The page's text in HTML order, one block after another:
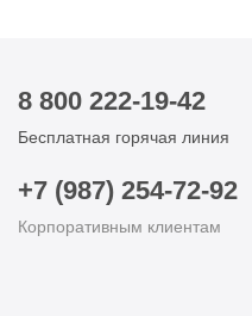
8 800 222-19-42
Бесплатная горячая линия
+7 (987) 254-72-92
Корпоративным клиентам